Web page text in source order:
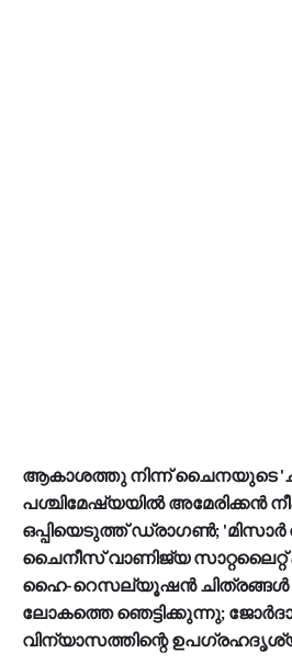
ആകാശത്തു നിന്ന് ചൈനയുടെ
പശ്ചിമേഷ്യയില്‍ അമേരിക്കന്‍
ഒപ്പിയെടുത്ത് ഡ്രാഗണ്‍;
ചൈനീസ് വാണിജ്യ സാറ്റലൈറ്റ്
ഹൈ-റെസല്യൂഷന്‍ ചിത്രങ്ങള്‍
ലോകത്തെ ഞെട്ടിക്കുന്നു;
വിന്യാസത്തിന്റെ